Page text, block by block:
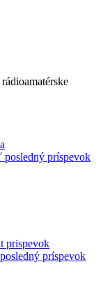
posledný príspevok
prispevok
príspevok